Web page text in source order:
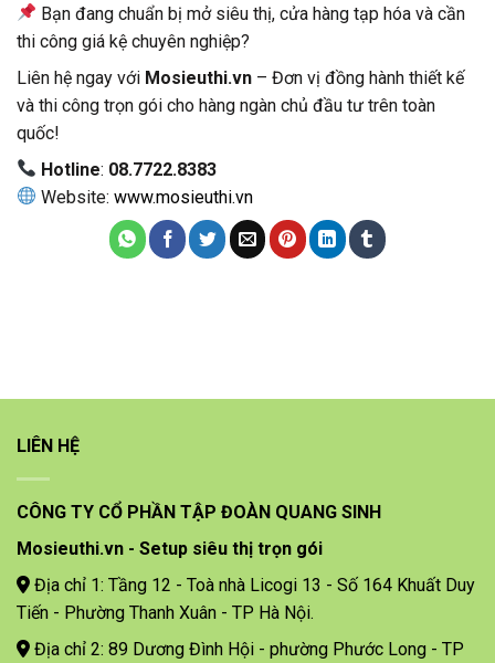
Bạn đang chuẩn bị mở siêu thị, cửa hàng tạp hóa và cần
thi công giá kệ chuyên nghiệp?
Liên hệ ngay với Mosieuthi.vn – Đơn vị đồng hành thiết kế
và thi công trọn gói cho hàng ngàn chủ đầu tư trên toàn
quốc!
Hotline: 08.7722.8383
Website:www.mosieuthi.vn
LIÊN HỆ
CÔNG TY CỔ PHẦN TẬP ĐOÀN QUANG SINH
Mosieuthi.vn - Setup siêu thị trọn gói
Địa chỉ 1: Tầng 12 - Toà nhà Licogi 13 - Số 164 Khuất Duy
Tiến - Phường Thanh Xuân - TP Hà Nội.
Địa chỉ 2: 89 Dương Đình Hội - phường Phước Long - TP